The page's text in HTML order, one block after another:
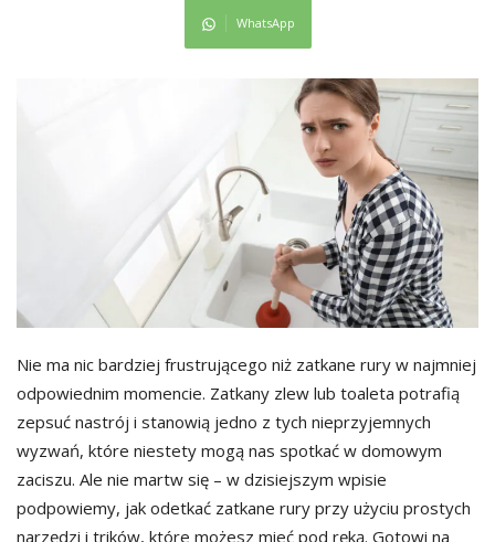
WhatsApp
Nie ma nic bardziej frustrującego niż zatkane rury w najmniej
odpowiednim momencie. Zatkany zlew lub toaleta potrafią
zepsuć nastrój i stanowią jedno z tych nieprzyjemnych
wyzwań, które niestety mogą nas spotkać w domowym
zaciszu. Ale nie martw się – w dzisiejszym wpisie
podpowiemy, jak odetkać zatkane rury przy użyciu prostych
narzędzi i trików, które możesz mieć pod ręką. Gotowi na